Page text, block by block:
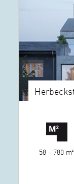
58 - 780 m²